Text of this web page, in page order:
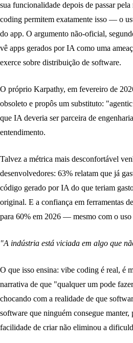
sua funcionalidade depois de passar
coding permitem exatamente isso — o
do app. O argumento não-oficial,
vê apps gerados por IA como uma
exerce sobre distribuição de software.
O próprio Karpathy, em fevereiro de
obsoleto e propôs um substituto:
que IA deveria ser parceira de
entendimento.
Talvez a métrica mais desconfortável
desenvolvedores: 63% relatam que já
código gerado por IA do que teriam
original. E a confiança em ferramentas
para 60% em 2026 — mesmo com o uso
"A indústria está viciada em algo que
O que isso ensina: vibe coding é real, é
narrativa de que "qualquer um pode
chocando com a realidade de que
software que ninguém consegue
facilidade de criar não eliminou a